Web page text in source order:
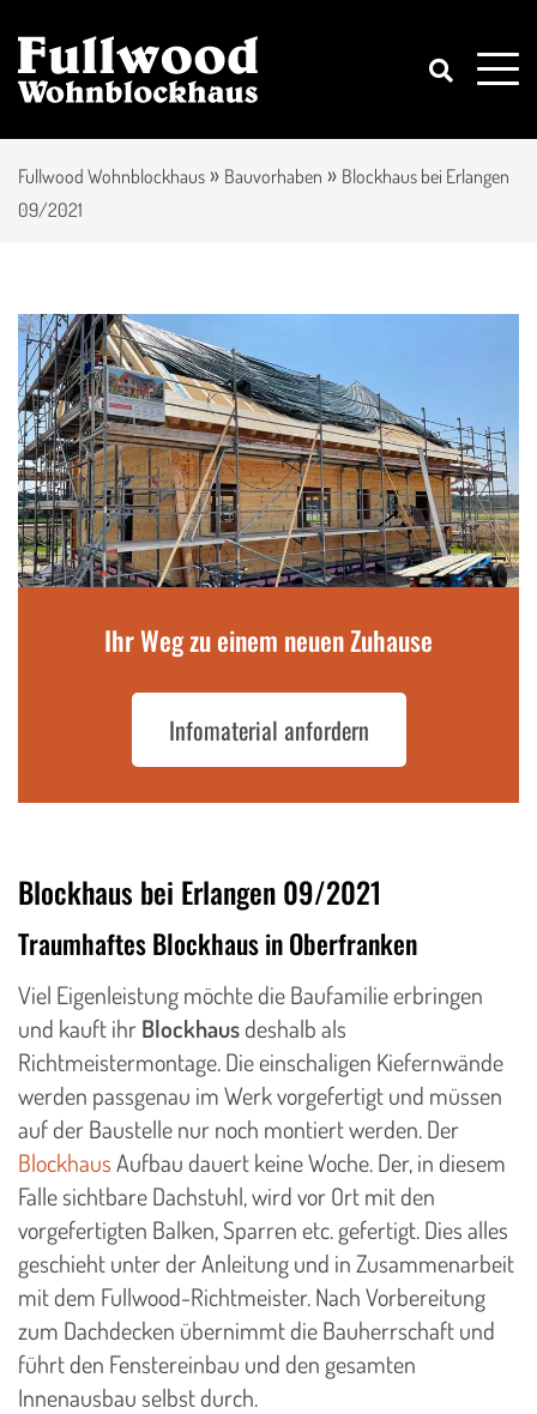
Fullwood Wohnblockhaus » Bauvorhaben » Blockhaus bei Erlangen
09/2021
Ihr Weg zu einem neuen Zuhause
Infomaterial anfordern
Blockhaus bei Erlangen 09/2021
Traumhaftes Blockhaus in Oberfranken
Viel Eigenleistung möchte die Baufamilie erbringen
und kauft ihrBlockhausdeshalb als
Richtmeistermontage. Die einschaligen Kiefernwände
werden passgenau im Werk vorgefertigt und müssen
auf der Baustelle nur noch montiert werden. Der
BlockhausAufbau dauert keine Woche. Der, in diesem
Falle sichtbare Dachstuhl, wird vor Ort mit den
vorgefertigten Balken, Sparren etc. gefertigt. Dies alles
geschieht unter der Anleitung und in Zusammenarbeit
mit dem Fullwood-Richtmeister. Nach Vorbereitung
zum Dachdecken übernimmt die Bauherrschaft und
führt den Fenstereinbau und den gesamten
Innenausbau selbst durch.